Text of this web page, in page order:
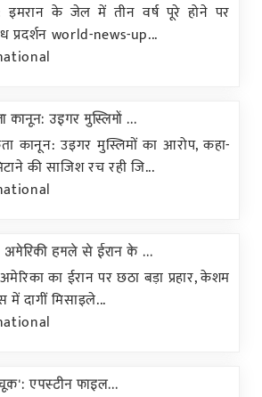
के जेल में तीन वर्ष पूरे होने पर
प्रदर्शन world-news-up...
कानून: उइगर मुस्लिमों ...
कानून: उइगर मुस्लिमों का आरोप, कहा-
की साजिश रच रही जि...
हमले से ईरान के ...
का ईरान पर छठा बड़ा प्रहार, केशम
में दागीं मिसाइले...
एपस्टीन फाइल...